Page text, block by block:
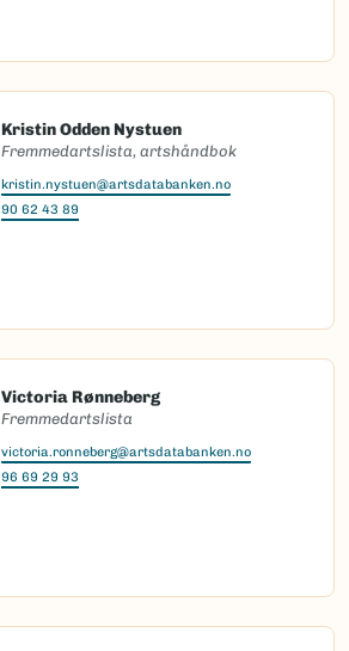
Kristin Odden Nystuen
Fremmedartslista, artshåndbok
kristin.nystuen@artsdatabanken.no
90 62 43 89
Victoria Rønneberg
Fremmedartslista
victoria.ronneberg@artsdatabanken.no
96 69 29 93